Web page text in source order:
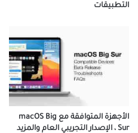
التطبيقات
الأجهزة المتوافقة مع macOS Big
Sur ، الإصدار التجريبي العام والمزيد